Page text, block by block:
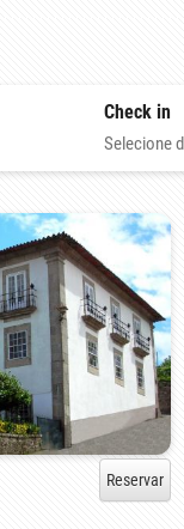
Check in
Selecione
Reservar